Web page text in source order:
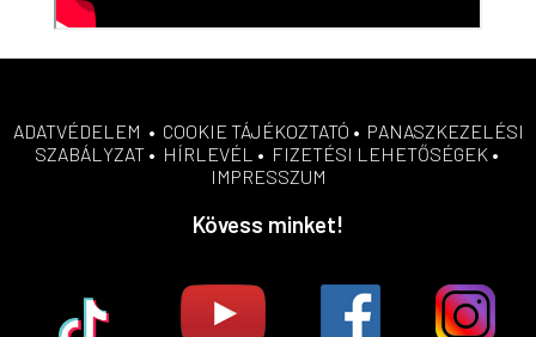
ADATVÉDELEM • COOKIE TÁJÉKOZTATÓ • PANASZKEZELÉSI
SZABÁLYZAT• HÍRLEVÉL • FIZETÉSI LEHETŐSÉGEK•
IMPRESSZUM
Kövess minket!